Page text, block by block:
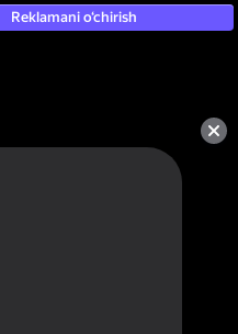
Reklamani o‘chirish
yaxshi o‘yinlar, hatto
odamlar ham